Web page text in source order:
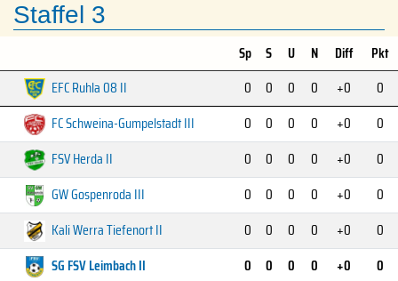
Staffel 3
Sp S U N Diff
Pkt
EFC Ruhla 08 II
0 0 0 0 +0
0
FC Schweina-Gumpelstadt III
0 0 0 0 +0
0
FSV Herda II
0 0 0 0 +0
0
GW Gospenroda III
0 0 0 0 +0
0
Kali Werra Tiefenort II
0 0 0 0 +0
0
SG FSV Leimbach II
0 0 0 0 +0
0